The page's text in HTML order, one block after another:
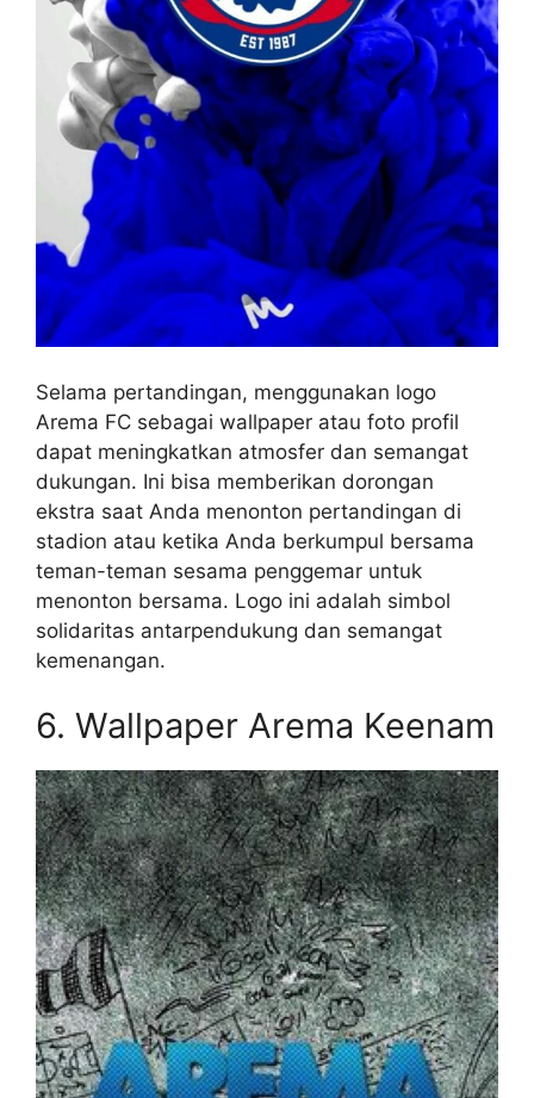
Selama pertandingan, menggunakan logo
Arema FC sebagai wallpaper atau foto profil
dapat meningkatkan atmosfer dan semangat
dukungan. Ini bisa memberikan dorongan
ekstra saat Anda menonton pertandingan di
stadion atau ketika Anda berkumpul bersama
teman-teman sesama penggemar untuk
menonton bersama. Logo ini adalah simbol
solidaritas antarpendukung dan semangat
kemenangan.
6. Wallpaper Arema Keenam